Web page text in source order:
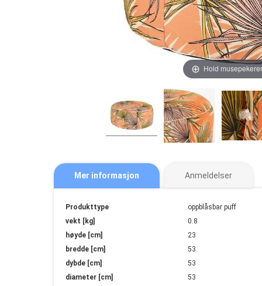
Hold
Mer informasjon
Mer
informasjon
Produkttype
oppblåsbar puff
vekt [kg]
0.8
høyde [cm]
23
bredde [cm]
53
dybde [cm]
53
diameter [cm]
53
Anmeldelser